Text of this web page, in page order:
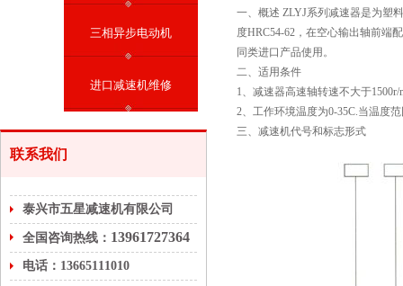
三相异步电动机
进口减速机维修
联系我们
泰兴市五星减速机有限公司
全国咨询热线： 13961727364
电话：13665111010
一、概述 ZLYJ系列减速器是为塑
度HRC54-62，在空心输出轴前端
同类进口产品使用。
二、适用条件
1、减速器高速轴转速不大于1500r/
2、工作环境温度为0-35C.当温度
三、减速机代号和标志形式